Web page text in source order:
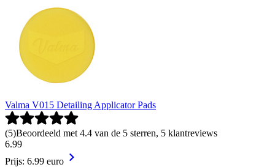
Valma V015 Detailing Applicator Pads
(5)Beoordeeld met 4.4 van de 5 sterren, 5 klantreviews
6.99
Prijs: 6.99 euro